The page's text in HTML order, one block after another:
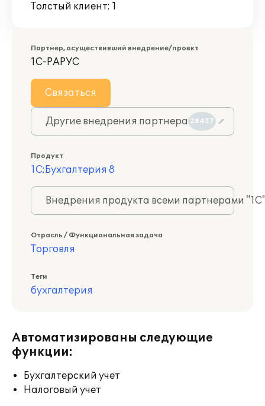
Толстый клиент: 1
Партнер, осуществивший внедрение/проект
1С-РАРУС
Связаться
Другие внедрения партнера 28457
Продукт
1С:Бухгалтерия 8
Внедрения продукта всеми партнерами
Отрасль / Функциональная задача
Торговля
Теги
бухгалтерия
Автоматизированы следующие
функции:
Бухгалтерский учет
Налоговый учет